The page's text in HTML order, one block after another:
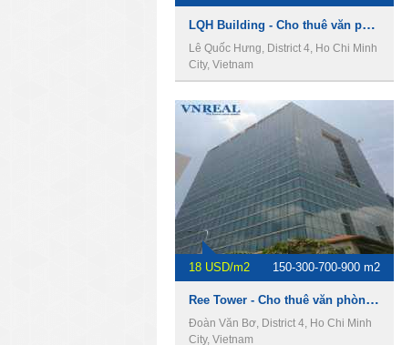
LQH Building - Cho thuê văn phòng Quận 4
Lê Quốc Hưng, District 4, Ho Chi Minh
City, Vietnam
18 USD/m2 150-300-700-900 m2
Ree Tower - Cho thuê văn phòng Quận 4
Đoàn Văn Bơ, District 4, Ho Chi Minh
City, Vietnam